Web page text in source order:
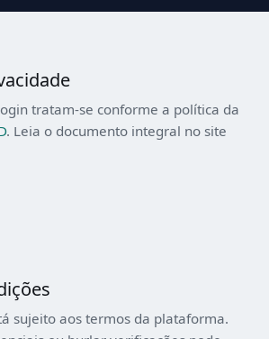
tratam-se conforme a política da
. Leia o documento integral no site
sujeito aos termos da plataforma.